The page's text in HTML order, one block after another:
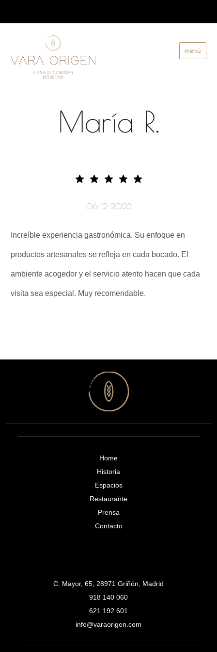
menú
María R.
06-12-2023
Increíble experiencia gastronómica. Su enfoque en
productos artesanales se refleja en cada bocado. El
ambiente acogedor y el servicio atento hacen que cada
visita sea especial. Muy recomendable.
Home
Historia
Espacios
Restaurante
Prensa
Contacto
C. Mayor, 65, 28971 Griñón, Madrid
918 140 060
621 192 601
info@varaorigen.com